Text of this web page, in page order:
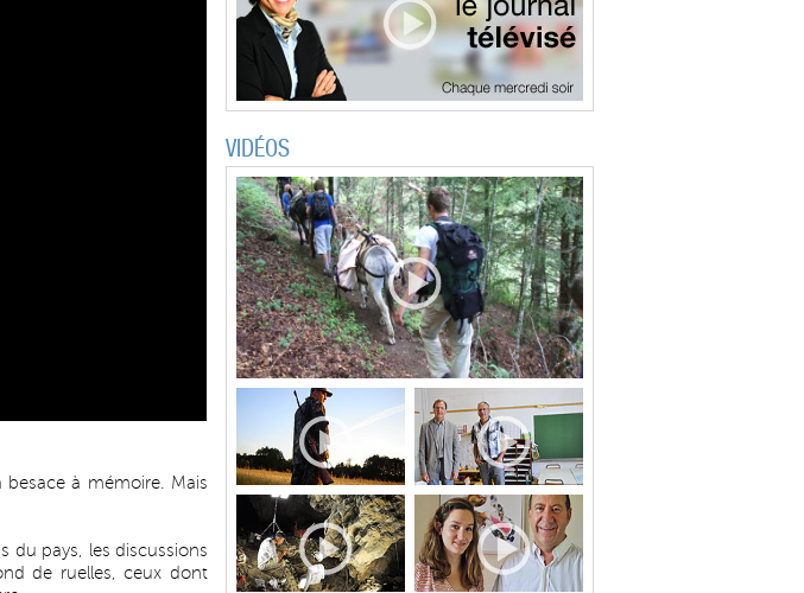
à mémoire. Mais
du pays, les discussions
de ruelles, ceux dont
VIDÉOS